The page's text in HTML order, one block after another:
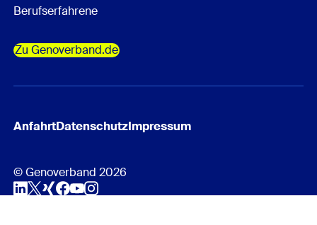
Berufserfahrene
Zu Genoverband.de
AnfahrtDatenschutzImpressum
© Genoverband 2026